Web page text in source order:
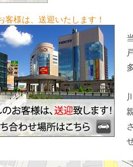
客様は、送迎いたします！